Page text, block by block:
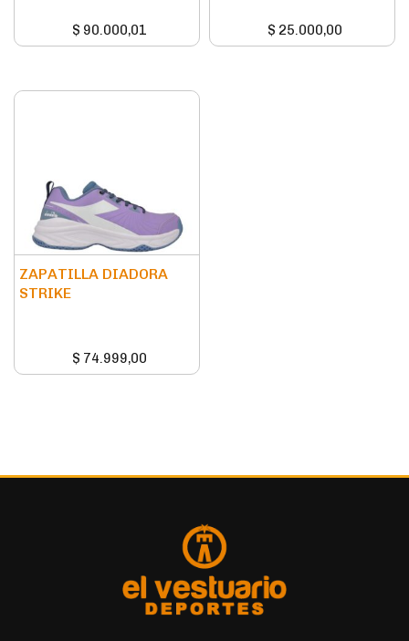
$ 90.000,01 $ 25.000,00
ZAPATILLA DIADORA
STRIKE
$ 74.999,00